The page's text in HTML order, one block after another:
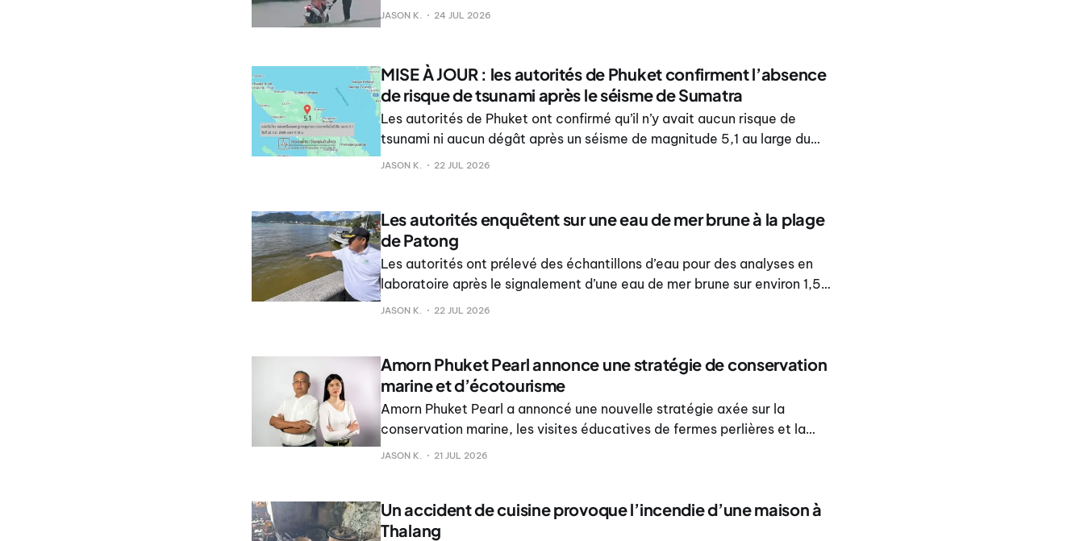
nouvelles inondations durant le week-end.
JASON K. 24 JUL 2026
MISE À JOUR : les autorités de Phuket confirment l’absence
de risque de tsunami après le séisme de Sumatra
Les autorités de Phuket ont confirmé qu’il n’y avait aucun risque de
tsunami ni aucun dégât après un séisme de magnitude 5,1 au large du
nord de Sumatra, en Indonésie, ressenti dans certaines parties de l’île le
JASON K. 22 JUL 2026
Les autorités enquêtent sur une eau de mer brune à la plage
de Patong
Les autorités ont prélevé des échantillons d’eau pour des analyses en
laboratoire après le signalement d’une eau de mer brune sur environ 1,5
kilomètre de la plage de Patong, à Phuket.
JASON K. 22 JUL 2026
Amorn Phuket Pearl annonce une stratégie de conservation
marine et d’écotourisme
Amorn Phuket Pearl a annoncé une nouvelle stratégie axée sur la
conservation marine, les visites éducatives de fermes perlières et la
promotion du patrimoine de Phuket, tout en mettant en avant sa
JASON K. 21 JUL 2026
Un accident de cuisine provoque l’incendie d’une maison à
Thalang